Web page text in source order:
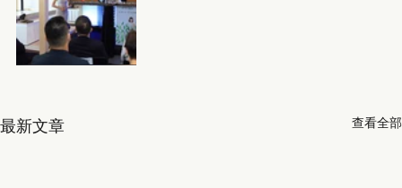
最新文章 查看全部